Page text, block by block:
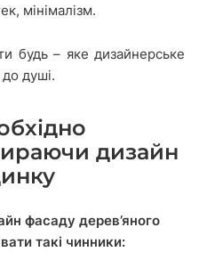
мінімалізм.
будь – яке дизайнерське
душі.
дизайн
фасаду дерев’яного
такі чинники: